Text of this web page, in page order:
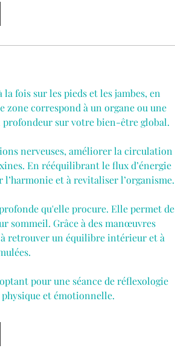
fois sur les pieds et les jambes, en
zone correspond à un organe ou une
sur votre bien-être global.
nerveuses, améliorer la circulation
En rééquilibrant le flux d’énergie
et à revitaliser l’organisme.
qu'elle procure. Elle permet de
sommeil. Grâce à des manœuvres
à retrouver un équilibre intérieur et à
pour une séance de réflexologie
et émotionnelle.